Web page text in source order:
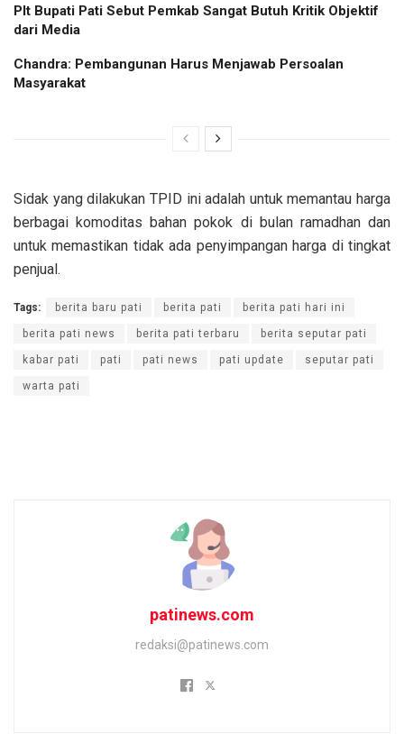
Plt Bupati Pati Sebut Pemkab Sangat Butuh Kritik Objektif
dari Media
Chandra: Pembangunan Harus Menjawab Persoalan
Masyarakat
Sidak yang dilakukan TPID ini adalah untuk memantau harga
berbagai komoditas bahan pokok di bulan ramadhan dan
untuk memastikan tidak ada penyimpangan harga di tingkat
penjual.
Tags: berita baru pati berita pati berita pati hari ini
berita pati news berita pati terbaru berita seputar pati
kabar pati pati pati news pati update seputar pati
warta pati
patinews.com
redaksi@patinews.com